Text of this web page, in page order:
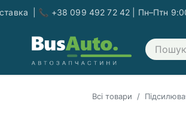
| 📞 +38 099 492 72 42 | Пн–Птн
з нами
Всі товари